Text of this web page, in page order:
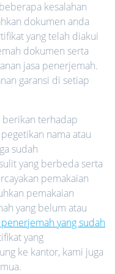
kesalahan
dokumen anda
yang telah diakui
dokumen serta
jasa penerjemah.
garansi di setiap
berikan terhadap
nama atau
sudah
yang berbeda serta
pemakaian
pemakaian
yang belum atau
yang sudah
yang
ke kantor, kami juga